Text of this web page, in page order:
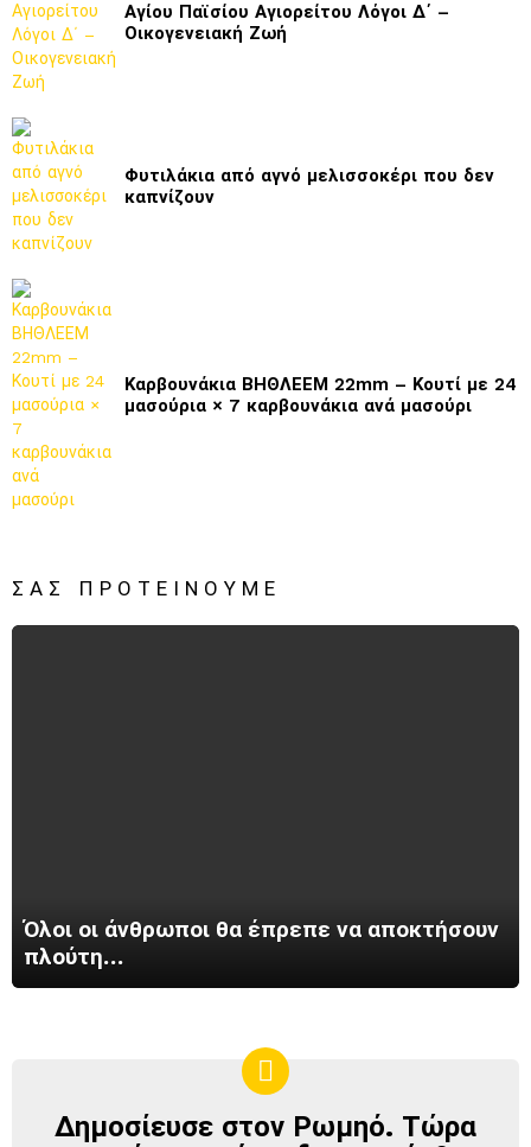
Αγίου Παϊσίου Αγιορείτου Λόγοι Δ΄ –
Οικογενειακή Ζωή
Φυτιλάκια από αγνό μελισσοκέρι που δεν
καπνίζουν
Καρβουνάκια ΒΗΘΛΕΕΜ 22mm – Κουτί με 24
μασούρια × 7 καρβουνάκια ανά μασούρι
ΣΑΣ ΠΡΟΤΕΊΝΟΥΜΕ
Όλοι οι άνθρωποι θα έπρεπε να αποκτήσουν
πλούτη…
ΔΗΜΟΣΊΕΥΣΕ
Δημοσίευσε στον Ρωμηό. Τώρα